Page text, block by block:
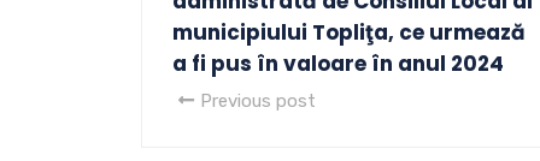
municipiului Topliţa, ce urmează
a fi pus în valoare în anul 2024
Previous post